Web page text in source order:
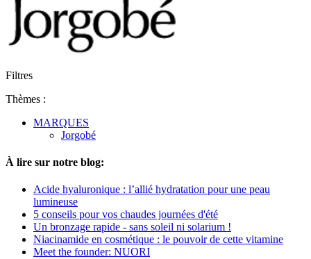
Filtres
Thèmes :
MARQUES
Jorgobé
À lire sur notre blog:
Acide hyaluronique : l’allié hydratation pour une peau
lumineuse
5 conseils pour vos chaudes journées d'été
Un bronzage rapide - sans soleil ni solarium !
Niacinamide en cosmétique : le pouvoir de cette vitamine
Meet the founder: NUORI